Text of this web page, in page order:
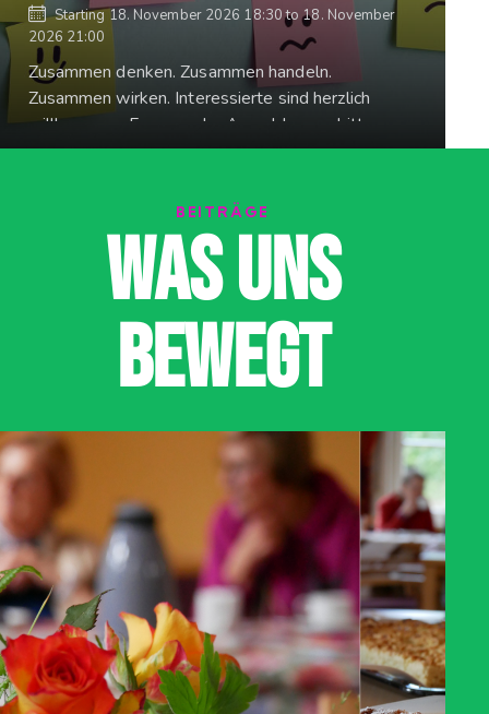
Starting18. November 2026 18:30to18. November
2026 21:00
Zusammen denken. Zusammen handeln.
Zusammen wirken. Interessierte sind herzlich
willkommen. Fragen oder Anmeldungen bitte an:
gegenrechtsrue.heim@gmail.com
BEITRÄGE
WAS UNS
BEWEGT